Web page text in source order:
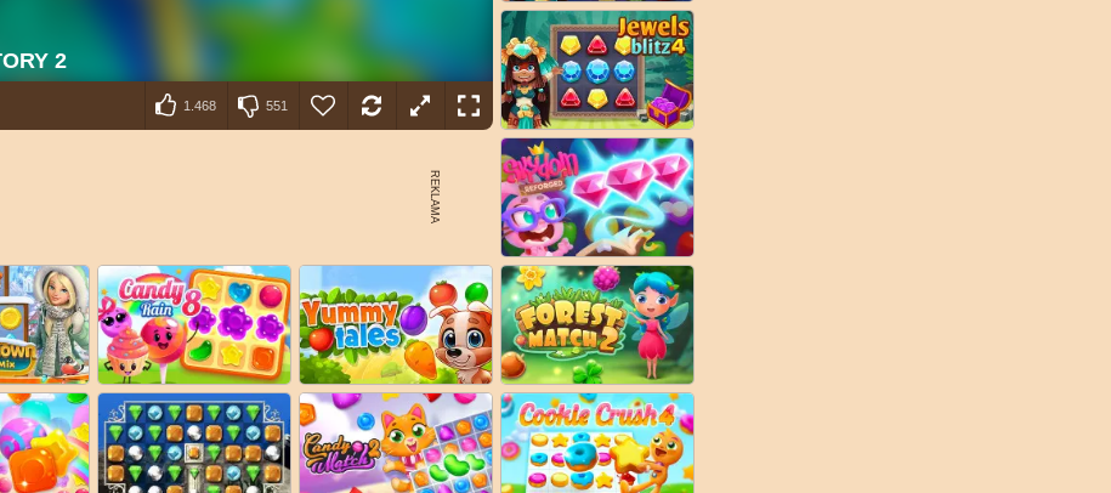
1.468 551